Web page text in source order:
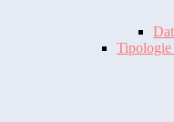
Tipologie